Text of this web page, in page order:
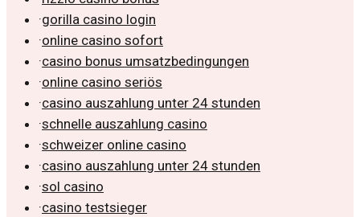
·gorilla casino login
·online casino sofort
·casino bonus umsatzbedingungen
·online casino seriös
·casino auszahlung unter 24 stunden
·schnelle auszahlung casino
·schweizer online casino
·casino auszahlung unter 24 stunden
·sol casino
·casino testsieger